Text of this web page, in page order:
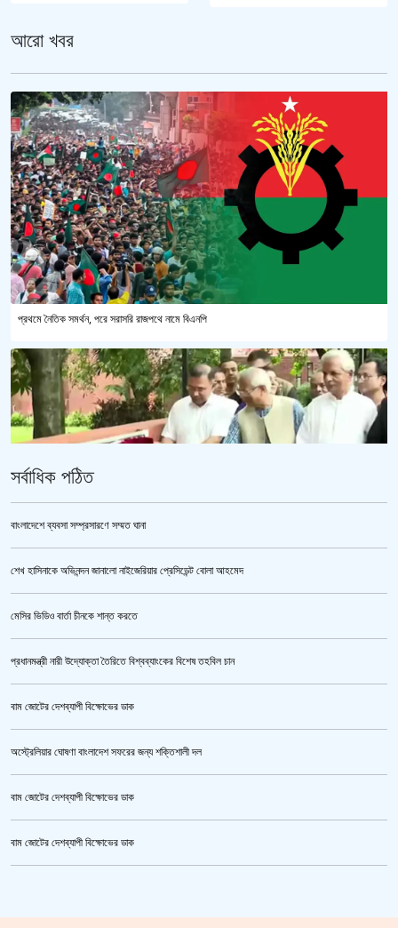
আরো খবর
প্রথমে নৈতিক সমর্থন, পরে সরাসরি রাজপথে নামে বিএনপি
‘জুলাই গণঅভ্যুত্থান স্মৃতি জাদুঘর’ উদ্বোধন করলেন প্রধানমন্ত্রী
সর্বাধিক পঠিত
বাংলাদেশে ব্যবসা সম্প্রসারণে সম্মত ঘানা
শেখ হাসিনাকে অভিনন্দন জানালো নাইজেরিয়ার প্রেসিডেন্ট বোলা আহমেদ
মেসির ভিডিও বার্তা চীনকে শান্ত করতে
প্রধানমন্ত্রী নারী উদ্যোক্তা তৈরিতে বিশ্বব্যাংকের বিশেষ তহবিল চান
বাম জোটের দেশব্যাপী বিক্ষোভের ডাক
অস্ট্রেলিয়ার ঘোষণা বাংলাদেশ সফরের জন্য শক্তিশালী দল
বাম জোটের দেশব্যাপী বিক্ষোভের ডাক
বাম জোটের দেশব্যাপী বিক্ষোভের ডাক